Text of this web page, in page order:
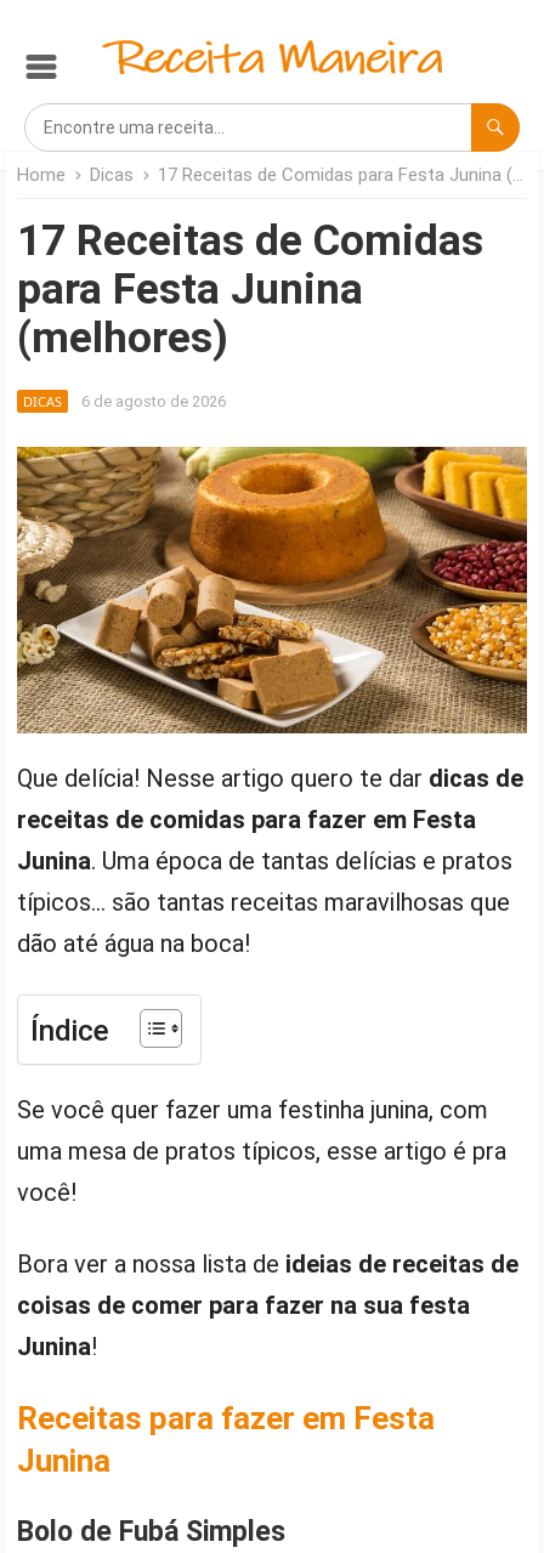
Home Dicas 17 Receitas de Comidas para Festa Junina (melhores)
17 Receitas de Comidas
para Festa Junina
(melhores)
DICAS 6 de agosto de 2026
Que delícia! Nesse artigo quero te dar dicas de
receitas de comidas para fazer em Festa
Junina. Uma época de tantas delícias e pratos
típicos… são tantas receitas maravilhosas que
dão até água na boca!
Índice
Se você quer fazer uma festinha junina, com
uma mesa de pratos típicos, esse artigo é pra
você!
Bora ver a nossa lista de ideias de receitas de
coisas de comer para fazer na sua festa
Junina!
Receitas para fazer em Festa
Junina
Bolo de Fubá Simples